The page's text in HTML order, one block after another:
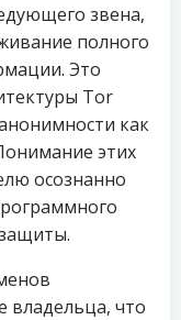
звена,
полного
Это
Tor
как
этих
осознанно
владельца, что